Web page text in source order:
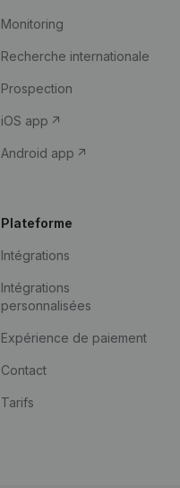
Monitoring
Recherche internationale
Prospection
iOS app
Android app
Plateforme
Intégrations
Intégrations
personnalisées
Expérience de paiement
Contact
Tarifs